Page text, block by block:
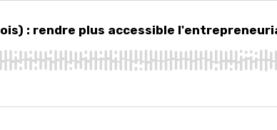
plus accessible l'entrepreneuriat à impact !
: rendre plus accessible